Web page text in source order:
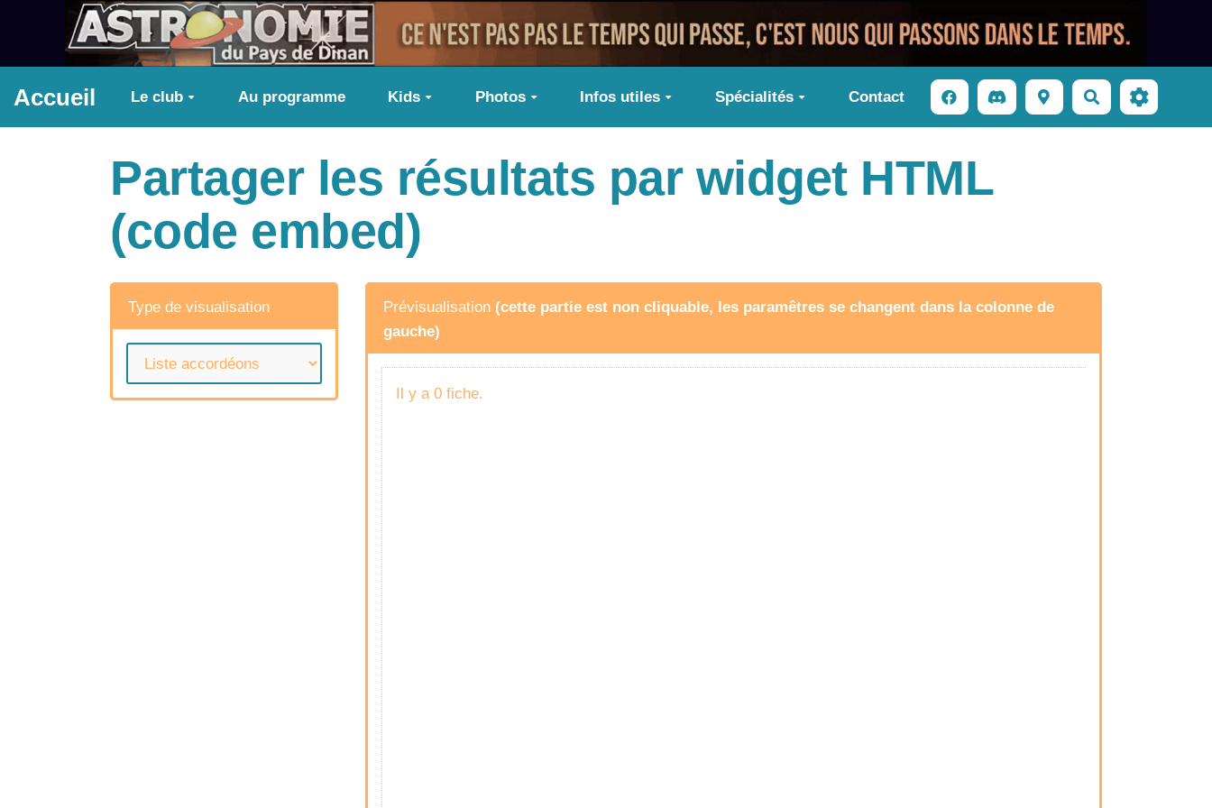
Aller au contenu principal
Accueil Le club Au programme Kids Photos Infos utiles Spécialités Contact Rechercher
Partager les résultats par widget HTML
(code embed)
Type de visualisation Prévisualisation (cette partie est non cliquable, les paramêtres se changent dans la colonne de
gauche)